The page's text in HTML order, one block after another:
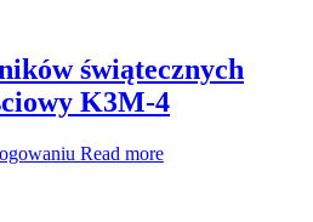
świątecznych
K3M-4
Read more